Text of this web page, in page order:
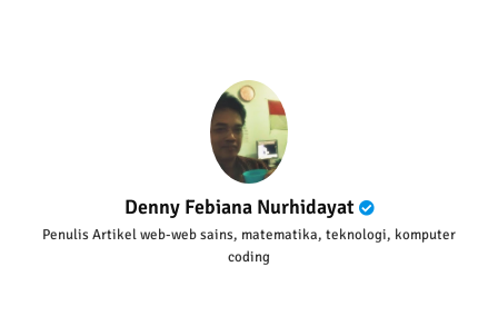
Denny Febiana Nurhidayat
Penulis Artikel web-web sains, matematika, teknologi, komputer
coding